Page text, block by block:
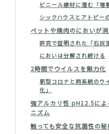
ビニール建材に潜む「増
シックハウスとアトピー
ペットや焼肉のにおいが
研究で証明された「石灰
においは分解され続ける
2時間でウイルスを無力化
新型コロナと同系統のウ
化」
強アルカリ性 pH12.5によ
ニズム
触っても安全な抗菌性の秘